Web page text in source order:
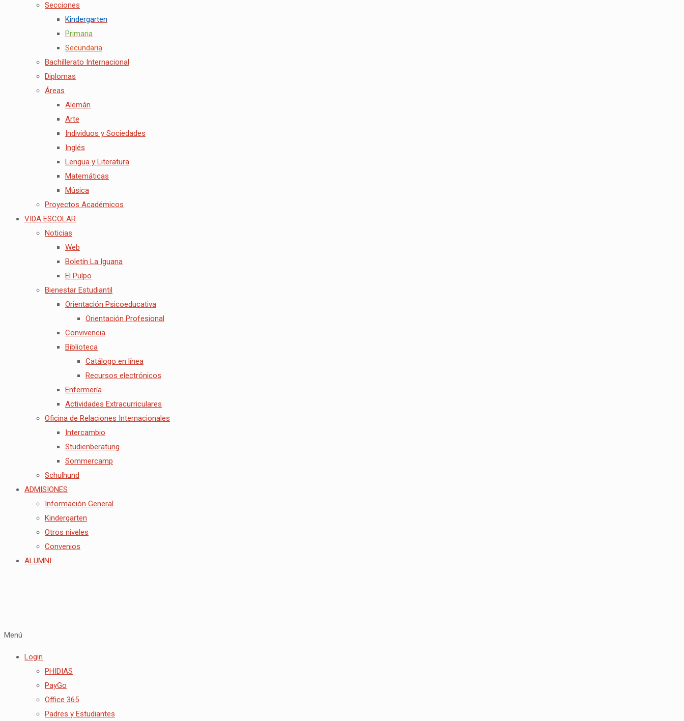
Secciones
Kindergarten
Primaria
Secundaria
Bachillerato Internacional
Diplomas
Áreas
Alemán
Arte
Individuos y Sociedades
Inglés
Lengua y Literatura
Matemáticas
Música
Proyectos Académicos
VIDA ESCOLAR
Noticias
Web
Boletín La Iguana
El Pulpo
Bienestar Estudiantil
Orientación Psicoeducativa
Orientación Profesional
Convivencia
Biblioteca
Catálogo en línea
Recursos electrónicos
Enfermería
Actividades Extracurriculares
Oficina de Relaciones Internacionales
Intercambio
Studienberatung
Sommercamp
Schulhund
ADMISIONES
Información General
Kindergarten
Otros niveles
Convenios
ALUMNI
Menú
Login
PHIDIAS
PayGo
Office 365
Padres y Estudiantes